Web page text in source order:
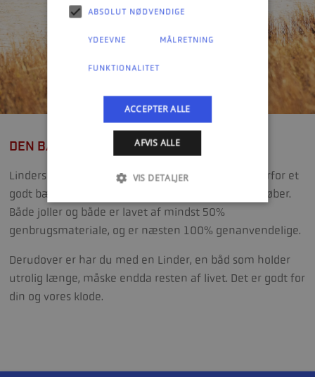
DEN BÆREDYGTIGE BÅD
Linders aluminiumsbåde er genanvendelige og derfor et
godt bæredygtigt alternativ til den miljøbevidste køber.
Både joller og både er lavet af mindst 50%
genbrugsmateriale, og er næsten 100% genanvendelige.
Derudover er har du med en Linder, en båd som holder
utrolig længe, måske endda resten af livet. Det er godt for
din og vores klode.
ABSOLUT NØDVENDIGE
YDEEVNE MÅLRETNING
FUNKTIONALITET
ACCEPTER ALLE
AFVIS ALLE
VIS DETALJER